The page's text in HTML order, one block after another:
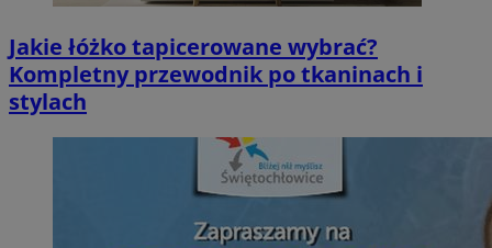
Jakie łóżko tapicerowane wybrać?
Kompletny przewodnik po tkaninach i
stylach